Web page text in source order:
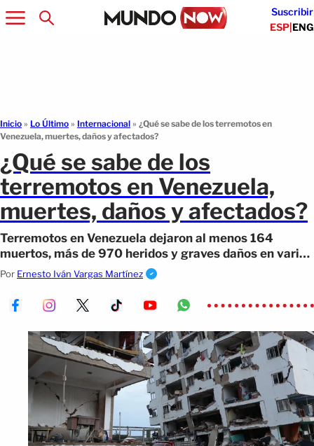
Suscribir
ESP|ENG
Inicio » Lo Último » Internacional » ¿Qué se sabe de los terremotos en
Venezuela, muertes, daños y afectados?
¿Qué se sabe de los
terremotos en Venezuela,
muertes, daños y afectados?
Terremotos en Venezuela dejaron al menos 164
muertos, más de 970 heridos y graves daños en varias
ciudades.
Por Ernesto Iván Vargas Martínez